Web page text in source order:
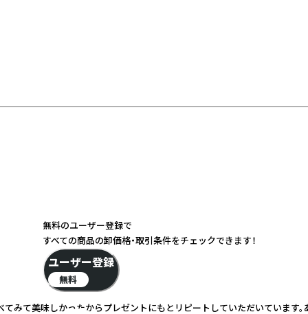
みて美味しかったからプレゼントにもとリピートしていただいています。
無料のユーザー登録で
すべての商品の卸価格・取引条件をチェックできます！
ユーザー登録
無料